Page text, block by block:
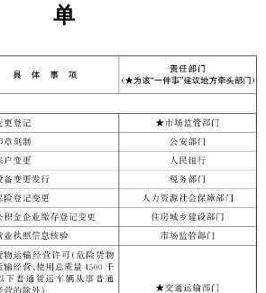
打印本页 关闭窗口
国家部委局